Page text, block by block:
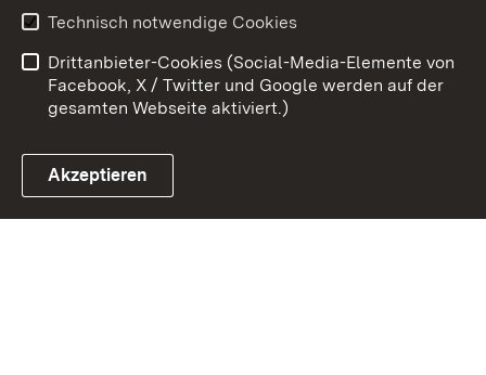
Link zum Landesportal
Barrierefreiheit
Impressum Cookies
Technisch notwendige Cookies
Drittanbieter-Cookies (Social-Media-Elemente von
Facebook, X / Twitter und Google werden auf der
gesamten Webseite aktiviert.)
Akzeptieren